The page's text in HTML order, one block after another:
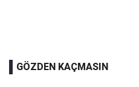
GÖZDEN KAÇMASIN